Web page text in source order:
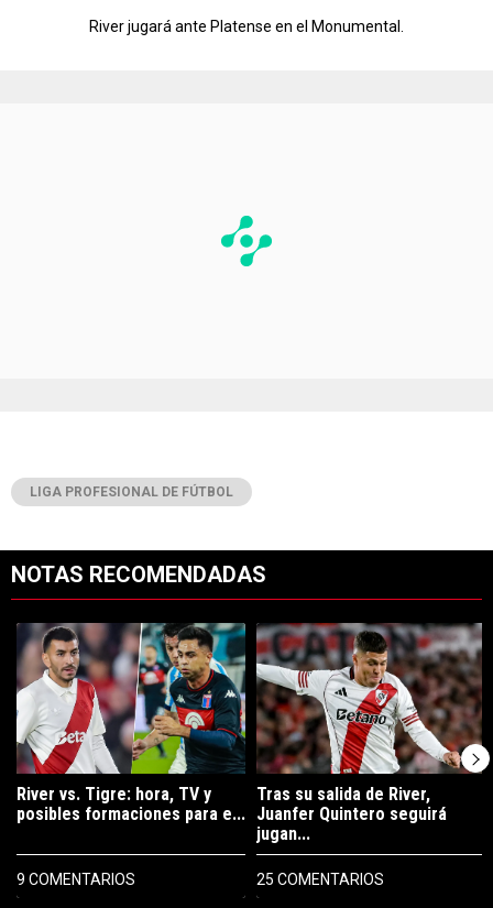
River jugará ante Platense en el Monumental.
LIGA PROFESIONAL DE FÚTBOL
NOTAS RECOMENDADAS
Un artículo de tendencia con el título "River vs. Tigre: hora, TV y
River vs. Tigre: hora, TV y
posibles formaciones para e...
9 COMENTARIOS
Un artículo de tendencia con el
Tras su salida de River,
Juanfer Quintero seguirá
jugan...
25 COMENTARIOS